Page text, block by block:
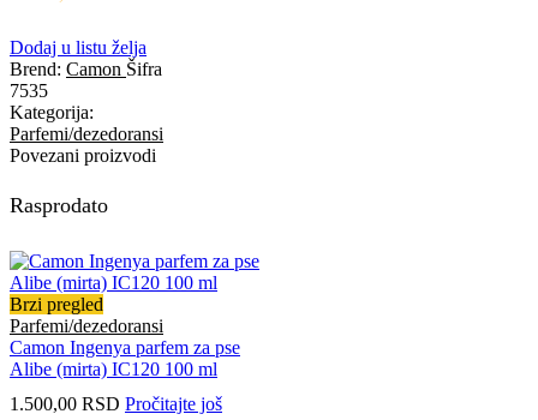
Dodaj u listu želja
Brend: Camon Šifra
7535
Kategorija:
Parfemi/dezedoransi
Povezani proizvodi
Rasprodato
Brzi pregled
Parfemi/dezedoransi
Camon Ingenya parfem za pse
Alibe (mirta) IC120 100 ml
1.500,00 RSD Pročitajte još